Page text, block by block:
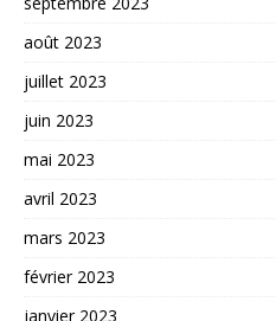
août 2023
juillet 2023
juin 2023
mai 2023
avril 2023
mars 2023
février 2023
janvier 2023